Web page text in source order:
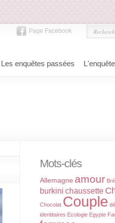
Les enquêtes passées
Page Facebook
Mots-clés
Allemagne amour
burkini chaussette
Chocolat Couple
identitaires Ecologie Egypte